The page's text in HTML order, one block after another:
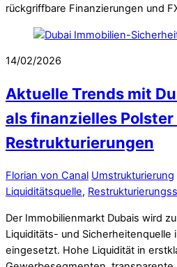
rückgriffbare Finanzierungen und
14/02/2026
Aktuelle Trends mit
als finanzielles Polster
Restrukturierungen
Florian von Canal Umstrukturierung
Liquiditätsquelle,
Der Immobilienmarkt Dubais wird
Liquiditäts- und Sicherheitenquelle
eingesetzt. Hohe Liquidität in